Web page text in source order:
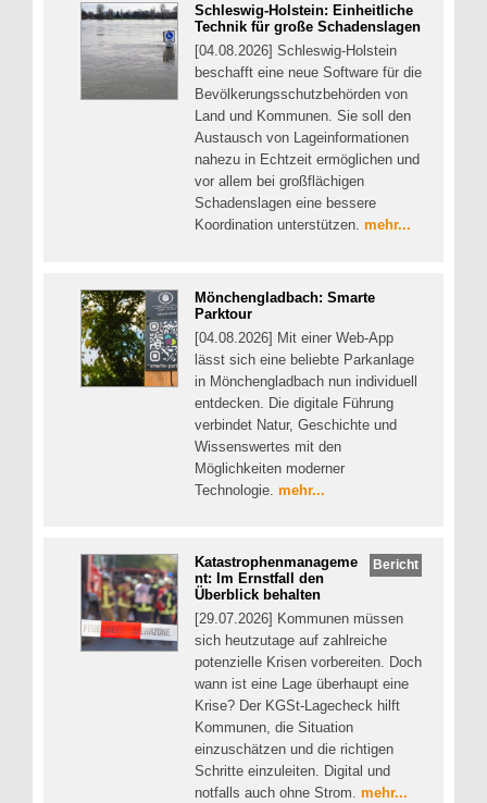
Schleswig-Holstein: Einheitliche
Technik für große Schadenslagen
[04.08.2026] Schleswig-Holstein
beschafft eine neue Software für die
Bevölkerungsschutzbehörden von
Land und Kommunen. Sie soll den
Austausch von Lageinformationen
nahezu in Echtzeit ermöglichen und
vor allem bei großflächigen
Schadenslagen eine bessere
Koordination unterstützen. mehr...
Mönchengladbach: Smarte
Parktour
[04.08.2026] Mit einer Web-App
lässt sich eine beliebte Parkanlage
in Mönchengladbach nun individuell
entdecken. Die digitale Führung
verbindet Natur, Geschichte und
Wissenswertes mit den
Möglichkeiten moderner
Technologie. mehr...
Bericht
Katastrophenmanageme
nt: Im Ernstfall den
Überblick behalten
[29.07.2026] Kommunen müssen
sich heutzutage auf zahlreiche
potenzielle Krisen vorbereiten. Doch
wann ist eine Lage überhaupt eine
Krise? Der KGSt-Lagecheck hilft
Kommunen, die Situation
einzuschätzen und die richtigen
Schritte einzuleiten. Digital und
notfalls auch ohne Strom. mehr...